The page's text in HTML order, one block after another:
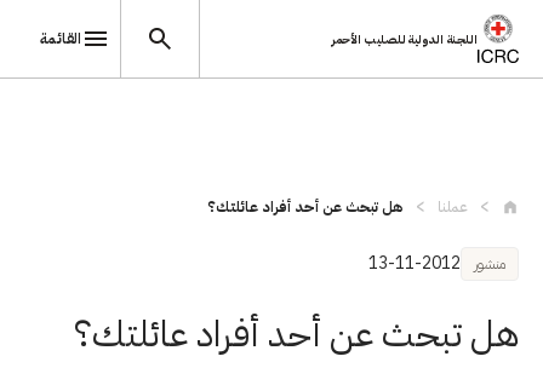
اللجنة الدولية للصليب الأحمر القائمة
عملنا هل تبحث عن أحد أفراد عائلتك؟
منشور 13-11-2012
هل تبحث عن أحد أفراد عائلتك؟